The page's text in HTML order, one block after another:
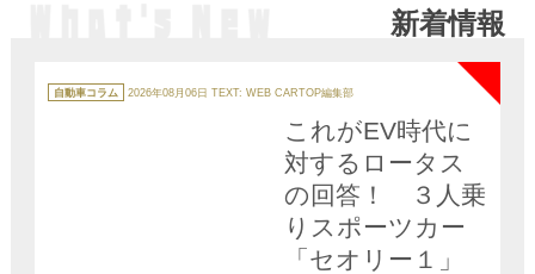
新着情報
テ
ゴ
自動車コラム 2026年08月06日 TEXT: WEB CARTOP編集部
NEW
これがEV時代に
対するロータス
の回答！ ３人乗
りスポーツカー
「セオリー１」